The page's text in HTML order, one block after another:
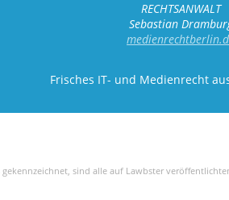
RECHTSANWALT
Sebastian
Frisches IT- und Medienrecht
sind alle auf Lawbster